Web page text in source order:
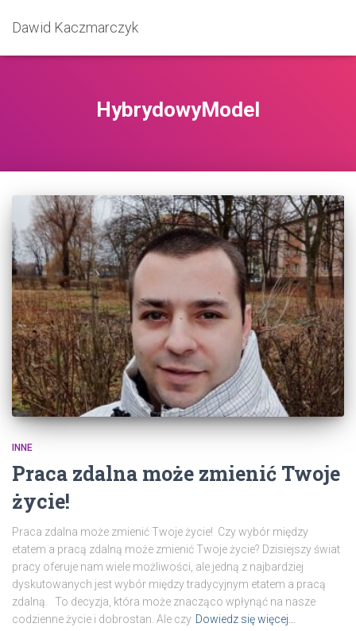
Dawid Kaczmarczyk
HybrydowyModel
INNE
Praca zdalna może zmienić Twoje
życie!
Praca zdalna może zmienić Twoje życie! Czy wybór między
etatem a pracą zdalną może zmienić Twoje życie? Dzisiejszy świat
pracy oferuje nam wiele możliwości, ale jedną z najbardziej
dyskutowanych jest wybór między tradycyjnym etatem a pracą
zdalną. To decyzja, która może znacząco wpłynąć na nasze
codzienne życie i dobrostan. Ale czy Dowiedz się więcej…